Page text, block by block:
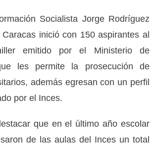
Socialista Jorge Rodríguez
inició con 150 aspirantes al
emitido por el Ministerio de
les permite la prosecución de
además egresan con un perfil
por el Inces.
que en el último año escolar
de las aulas del Inces un total